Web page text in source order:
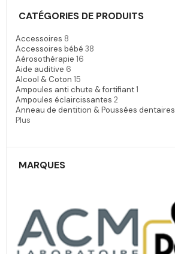
CATÉGORIES DE PRODUITS
Accessoires 8
Accessoires bébé 38
Aérosothérapie 16
Aide auditive 6
Alcool & Coton 15
Ampoules anti chute & fortifiant1
Ampoules éclaircissantes 2
Anneau de dentition & Poussées dentaires
Plus
MARQUES